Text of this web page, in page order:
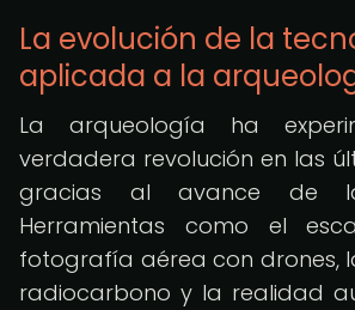
La evolución de la
aplicada a la
La arqueología ha
verdadera revolución en las
gracias al avance de
Herramientas como el
fotografía aérea con drones,
radiocarbono y la realidad